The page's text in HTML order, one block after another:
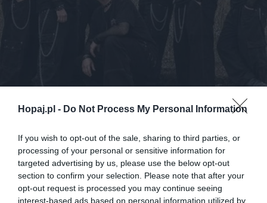
Hopaj.pl - Do Not Process My Personal Information
If you wish to opt-out of the sale, sharing to third parties, or
processing of your personal or sensitive information for
targeted advertising by us, please use the below opt-out
section to confirm your selection. Please note that after your
opt-out request is processed you may continue seeing
interest-based ads based on personal information utilized by
23
Kopiuj link
Komentuj Dodaj do ulubionych Dodaj do przyjaciół